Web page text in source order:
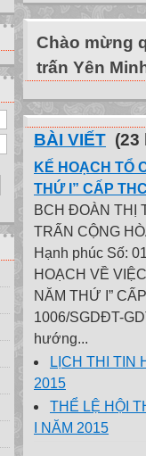
Chào mừng
trấn Yên
BÀI VIẾT (23
KẾ HOẠCH TỔ
THỨ I” CẤP
BCH ĐOÀN THỊ
TRẤN CỘNG
Hạnh phúc Số:
HOẠCH VỀ
NĂM THỨ I”
1006/SGDĐT-
hướng...
LỊCH THI TIN
2015
THỂ LỆ HỘI
I NĂM 2015